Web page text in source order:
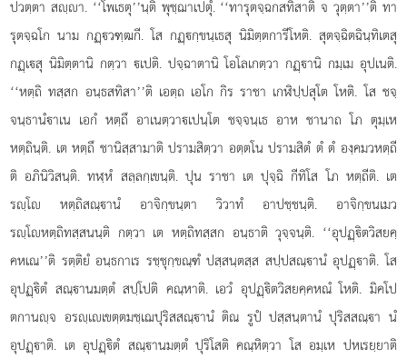
ปวตฺตา สฺา. ‘‘โพเธตุ’’นฺติ พุชฺฌาเปตุํ. ‘‘ทารุตจฺฉกสทิสาติ จ วุตฺตา’’ติ ทา
รุตจฺฉโก นาม กฏฺวฑฺฒกี. โส กฏฺกฺขนฺเธสุ นิมิตฺตการีโหติ. สุตจฺฉิตฉินฺทิเตสุ
กฏฺเสุ นิมิตฺตานิ กตฺวา เปติ. ปจฺฉาตานิ โอโลเกตฺวา กฏฺานิ กมฺเม อุปเนติ.
‘‘หตฺถิ ทสฺสก อนฺธสทิสา’’ติ เอตฺถ เอโก กิร ราชา เกฬิปฺปสุโต โหติ. โส ชจฺ
จนฺธานําเน เอกํ หตฺถึ อาเนตฺวาเปนฺโต ชจฺจนฺเธ อาห ชานาถ โภ ตุมฺเห
หตฺถินฺติ. เต หตฺถึ ชานิสฺสามาติ ปรามสิตฺวา อตฺตโน ปรามสิตํ ตํ ตํ องฺคมวหตฺถี
ติ อภินิวิสนฺติ. ทฬฺหํ สลฺลกฺเขนฺติ. ปุน ราชา เต ปุจฺฉิ กีทิโส โภ หตฺถีติ. เต
รฺโ หตฺถิสณฺานํ อาจิกฺขนฺตา วิวาทํ อาปชฺชนฺติ. อาจิกฺขนเมว
รฺโหตฺถิทสฺสนนฺติ กตฺวา เต หตฺถิทสฺสก อนฺธาติ วุจฺจนฺติ. ‘‘อุปฏฺิตวิสยคฺ
คหเณ’’ติ รตฺติยํ อนฺธกาเร รชฺชุกฺขณฺฑํ ปสฺสนฺตสฺส สปฺปสณฺานํ อุปฏฺาติ. โส
อุปฏฺิตํ สณฺานมตฺตํ สปฺโปติ คณฺหาติ. เอวํ อุปฏฺิตวิสยคฺคหณํ โหติ. มิคโป
ตกานฺจ อรฺเเขตฺตมชฺเฌปุริสสณฺานํ ติณ รูปํ ปสฺสนฺตานํ ปุริสสณฺา นํ
อุปฏฺาติ. เต อุปฏฺิตํ สณฺานมตฺตํ ปุริโสติ คณฺหิตฺวา โส อมฺเห ปหเรยฺยาติ